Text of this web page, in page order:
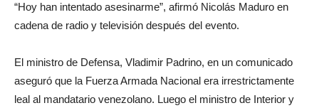
“Hoy han intentado asesinarme”, afirmó Nicolás Maduro en
cadena de radio y televisión después del evento.
El ministro de Defensa, Vladimir Padrino, en un comunicado
aseguró que la Fuerza Armada Nacional era irrestrictamente
leal al mandatario venezolano. Luego el ministro de Interior y